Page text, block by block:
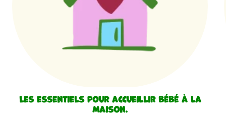
Les essentiels pour accueillir bébé à la
maison.